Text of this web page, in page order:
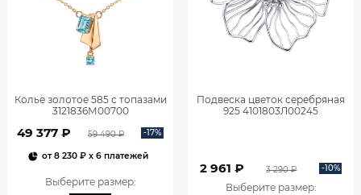
Колье золотое 585 с топазами
3121836М00700
49 377 ₽ 59 490 ₽ -17%
от8 230 ₽ x 6 платежей
Выберите размер:
Подвеска цветок серебряная
925 4101803Л00245
2 961 ₽ 3 290 ₽ -10%
Выберите размер: